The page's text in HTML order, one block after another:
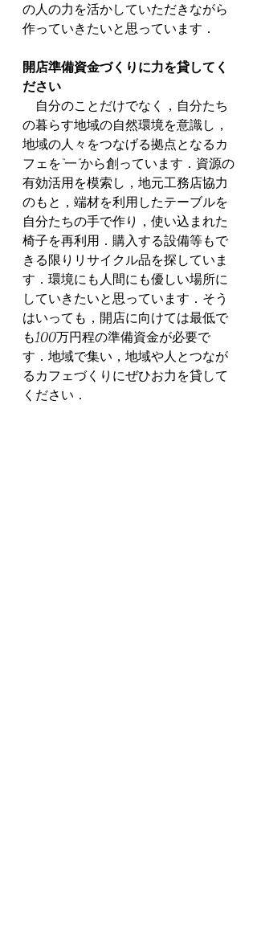
の人の力を活かしていただきながら
作っていきたいと思っています．
開店準備資金づくりに力を貸してく
ださい
自分のことだけでなく，自分たち
の暮らす地域の自然環境を意識し，
地域の人々をつなげる拠点となるカ
フェを“一”から創っています．資源の
有効活用を模索し，地元工務店協力
のもと，端材を利用したテーブルを
自分たちの手で作り，使い込まれた
椅子を再利用．購入する設備等もで
きる限りリサイクル品を探していま
す．環境にも人間にも優しい場所に
していきたいと思っています．そう
はいっても，開店に向けては最低で
も100万円程の準備資金が必要で
す．地域で集い，地域や人とつなが
るカフェづくりにぜひお力を貸して
ください．